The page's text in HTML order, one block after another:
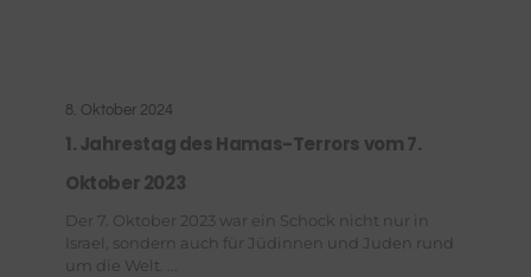
8. Oktober 2024
1. Jahrestag des Hamas-Terrors vom 7.
Oktober 2023
Der 7. Oktober 2023 war ein Schock nicht nur in
Israel, sondern auch für Jüdinnen und Juden rund
um die Welt. ...